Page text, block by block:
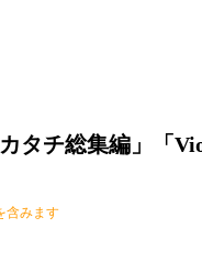
タチ総集編」「
含みます